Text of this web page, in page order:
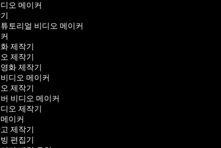
디오 메이커
튜토리얼 비디오 메이커
화 제작기
오 제작기
영화 제작기
비디오 메이커
오 제작기
버 비디오 메이커
디오 제작기
메이커
고 제작기
빙 편집기